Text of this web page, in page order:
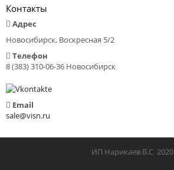
Контакты
Адрес
Новосибирск, Воскресная 5/2
Телефон
8 (383) 310-06-36 Новосибирск
Email
sale@visn.ru
ИП Нарикаев В.С 2020